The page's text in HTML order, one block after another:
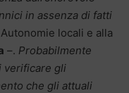
in assenza di fatti
locali e alla
–. Probabilmente
verificare gli
che gli attuali